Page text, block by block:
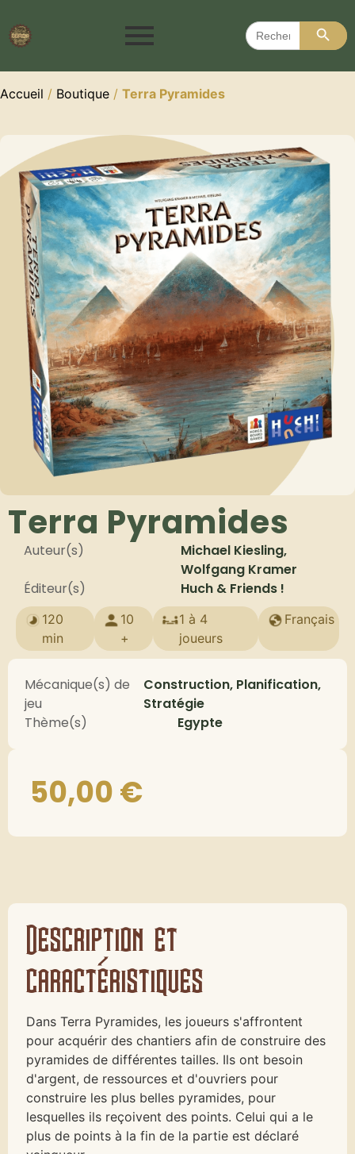
Search
for:
Search
Accueil / Boutique / Terra Pyramides
Terra Pyramides
Auteur(s)
Michael Kiesling,
Wolfgang Kramer
Éditeur(s)
Huch & Friends !
120
min
10
+
1 à 4
joueurs
Français
Mécanique(s) de
jeu
Construction, Planification,
Stratégie
Thème(s)
Egypte
50,00€
Description et
caractéristiques
Dans Terra Pyramides, les joueurs s'affrontent
pour acquérir des chantiers afin de construire des
pyramides de différentes tailles. Ils ont besoin
d'argent, de ressources et d'ouvriers pour
construire les plus belles pyramides, pour
lesquelles ils reçoivent des points. Celui qui a le
plus de points à la fin de la partie est déclaré